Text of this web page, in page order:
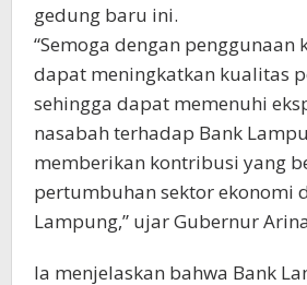
gedung baru ini.
“Semoga dengan
dapat meningkatkan kualitas
sehingga dapat memenuhi
nasabah terhadap Bank
memberikan kontribusi yang
pertumbuhan sektor ekonomi
Lampung,” ujar Gubernur
Ia menjelaskan bahwa Bank